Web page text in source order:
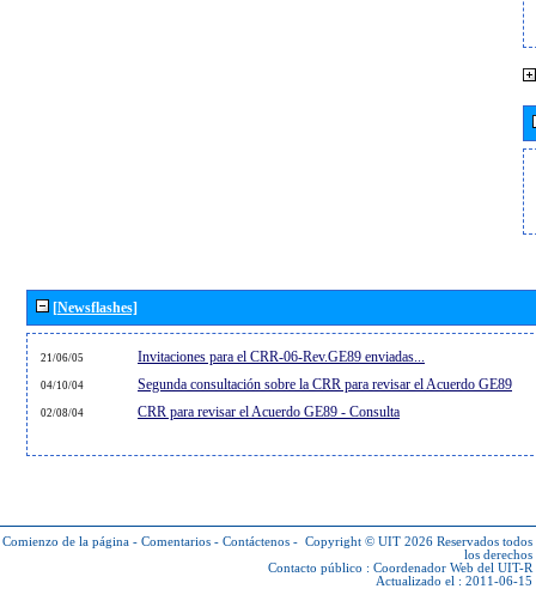
[Newsflashes]
21/06/05 Invitaciones para el CRR-06-Rev.GE89 enviadas...
04/10/04 Segunda consultación sobre la CRR para revisar el Acuerdo GE89
02/08/04 CRR para revisar el Acuerdo GE89 - Consulta
Comienzo de la página - Comentarios - Contáctenos - Copyright © UIT 2026 Reservados todos
los derechos
Contacto público : Coordenador Web del UIT-R
Actualizado el : 2011-06-15